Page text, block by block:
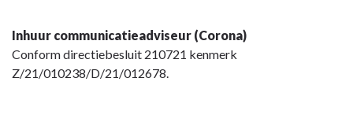
Inhuur communicatieadviseur (Corona)
Conform directiebesluit 210721 kenmerk
Z/21/010238/D/21/012678.